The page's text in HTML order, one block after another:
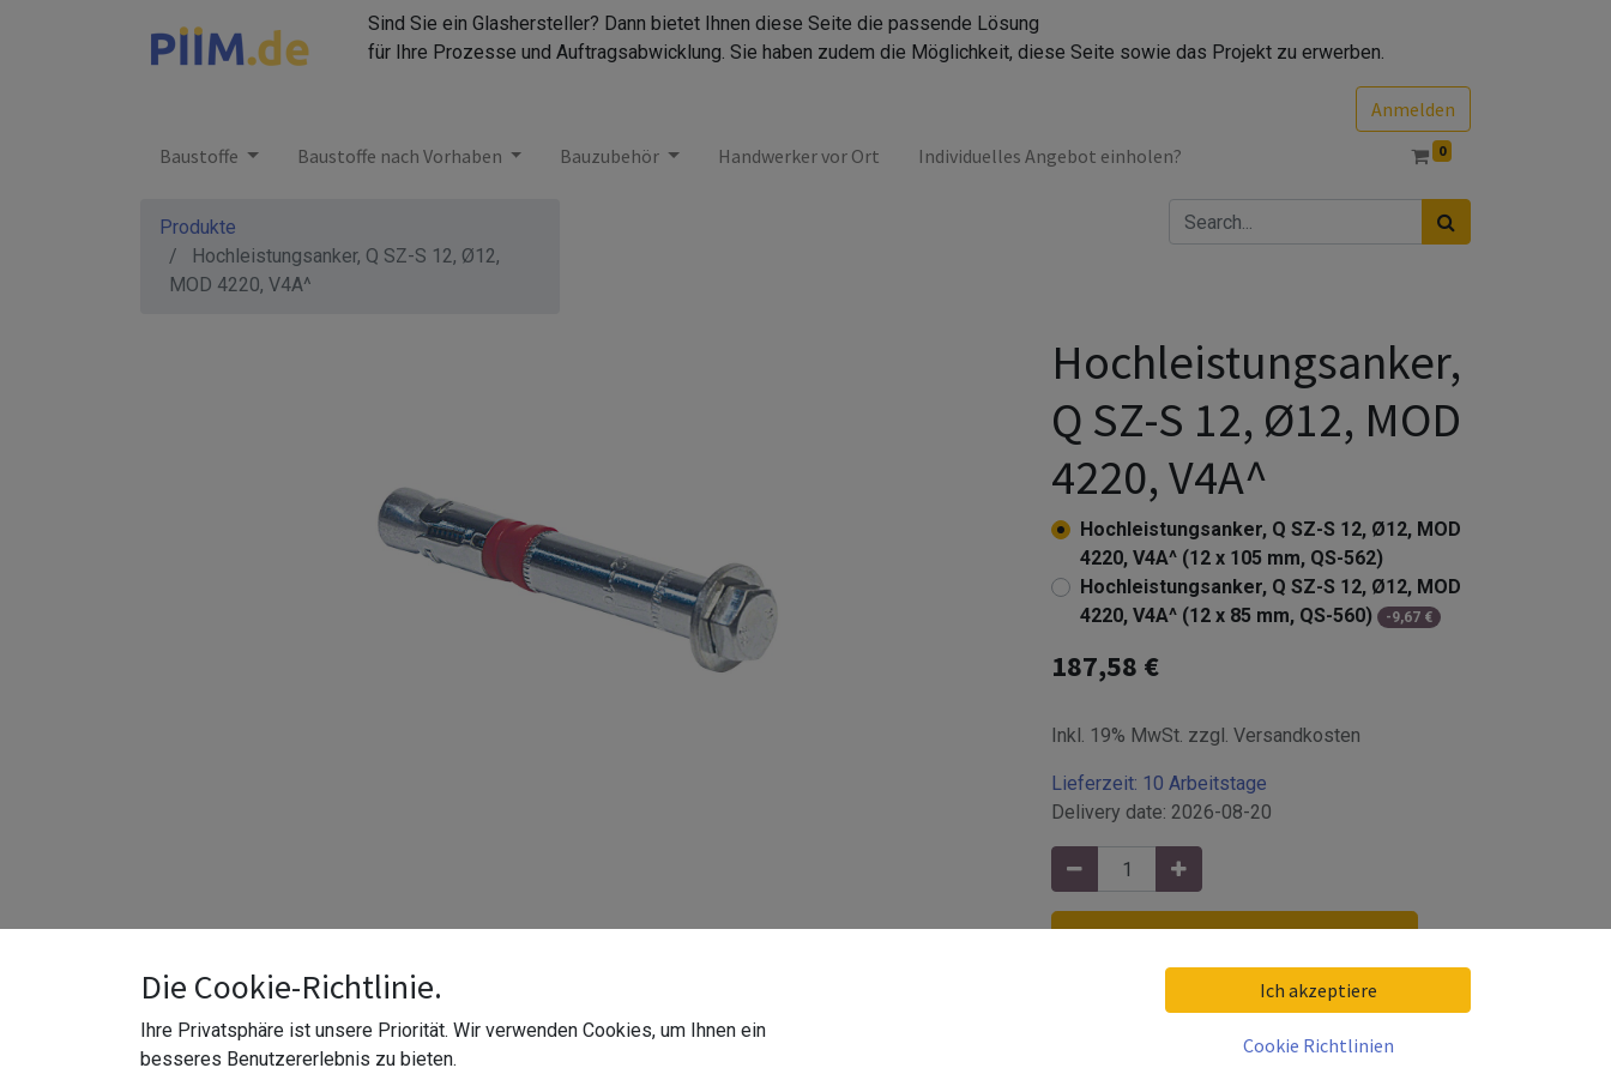
Sind Sie ein Glashersteller? Dann bietet Ihnen diese Seite die passende Lösung
für Ihre Prozesse und Auftragsabwicklung. Sie haben zudem die Möglichkeit, diese Seite sowie das Projekt zu erwerben.
Anmelden
Baustoffe
Baustoffe nach Vorhaben Bauzubehör Handwerker vor Ort Individuelles Angebot einholen? 0
Produkte
Hochleistungsanker, Q SZ-S 12, Ø12,
MOD 4220, V4A^
Hochleistungsanker,
Q SZ-S 12, Ø12, MOD
4220, V4A^
Hochleistungsanker, Q SZ-S 12, Ø12, MOD
4220, V4A^ (12 x 105 mm, QS-562)
Hochleistungsanker, Q SZ-S 12, Ø12, MOD
4220, V4A^ (12 x 85 mm, QS-560)
-9,67 €
187,58 €
Inkl. 19% MwSt. zzgl. Versandkosten
Lieferzeit: 10 Arbeitstage
Delivery date: 2026-08-20
In den Warenkorb hinzufügen
Edelstahl V4A | für den Außenbereich
Die Cookie-Richtlinie.
Ihre Privatsphäre ist unsere Priorität. Wir verwenden Cookies, um Ihnen ein
besseres Benutzererlebnis zu bieten.
Ich akzeptiere
Cookie Richtlinien